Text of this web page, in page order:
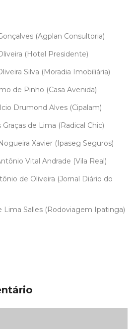
(Agplan Consultoria)
(Hotel Presidente)
Silva (Moradia Imobiliária)
de Pinho (Casa Avenida)
Drumond Alves (Cipalam)
de Lima (Radical Chic)
Xavier (Ipaseg Seguros)
Vital Andrade (Vila Real)
de Oliveira (Jornal Diário do
Lima Salles (Rodoviagem Ipatinga)